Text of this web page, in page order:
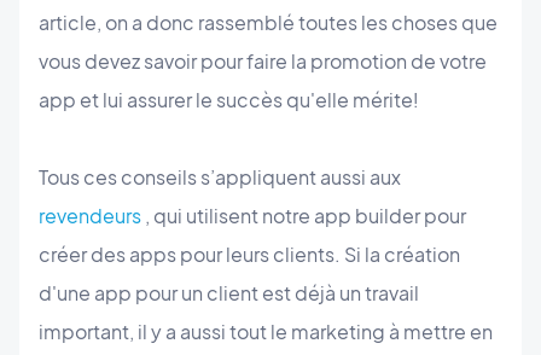
article, on a donc rassemblé toutes les choses que
vous devez savoir pour faire la promotion de votre
app et lui assurer le succès qu'elle mérite!
Tous ces conseils s’appliquent aussi aux
revendeurs, qui utilisent notre app builder pour
créer des apps pour leurs clients. Si la création
d'une app pour un client est déjà un travail
important, il y a aussi tout le marketing à mettre en